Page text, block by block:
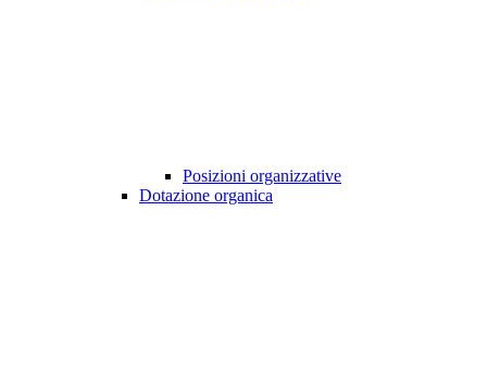
Posizioni organizzative
Dotazione organica